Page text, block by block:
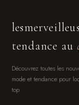
tendance au
Découvrez toutes les
mode et tendance pour
top